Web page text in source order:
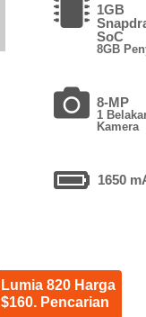
1GB
SoC
8GB
8-MP
1
Kamera
1650
Lumia 820 Harga
$160. Pencarian